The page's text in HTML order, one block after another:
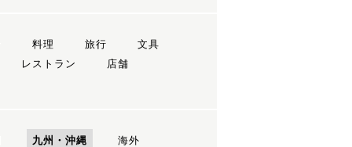
料理 旅行
文具
レストラン
店舗
九州・沖縄 海外